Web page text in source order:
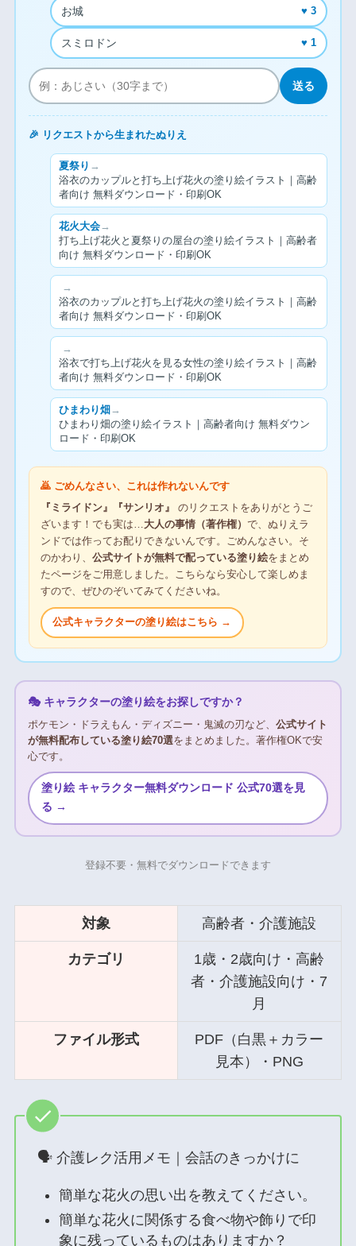
お城 ♥ 3
スミロドン ♥ 1
送る
🎉 リクエストから生まれたぬりえ
夏祭り →
浴衣のカップルと打ち上げ花火の塗り絵イラスト｜高齢
者向け 無料ダウンロード・印刷OK
花火大会→
打ち上げ花火と夏祭りの屋台の塗り絵イラスト｜高齢者
向け 無料ダウンロード・印刷OK
→
浴衣のカップルと打ち上げ花火の塗り絵イラスト｜高齢
者向け 無料ダウンロード・印刷OK
→
浴衣で打ち上げ花火を見る女性の塗り絵イラスト｜高齢
者向け 無料ダウンロード・印刷OK
ひまわり畑 →
ひまわり畑の塗り絵イラスト｜高齢者向け 無料ダウン
ロード・印刷OK
🙇 ごめんなさい、これは作れないんです
『ミライドン』『サンリオ』
のリクエストをありがとうご
ざいます！でも実は… 大人の事情（著作権） で、ぬりえラ
ンドでは作ってお配りできないんです。ごめんなさい。そ
のかわり、 公式サイトが無料で配っている塗り絵をまとめ
たページをご用意しました。こちらなら安心して楽しめま
すので、ぜひのぞいてみてくださいね。
公式キャラクターの塗り絵はこちら →
🎭 キャラクターの塗り絵をお探しですか？
ポケモン・ドラえもん・ディズニー・鬼滅の刃など、 公式サイト
が無料配布している塗り絵70選をまとめました。著作権OKで安
心です。
塗り絵 キャラクター無料ダウンロード 公式70選を見
る →
登録不要・無料でダウンロードできます
対象 高齢者・介護施設
カテゴリ
1歳・2歳向け・高齢
者・介護施設向け・7
月
ファイル形式
PDF（白黒＋カラー
見本）・PNG
🗣 介護レク活用メモ｜会話のきっかけに
簡単な花火の思い出を教えてください。
簡単な花火に関係する食べ物や飾りで印
象に残っているものはありますか？